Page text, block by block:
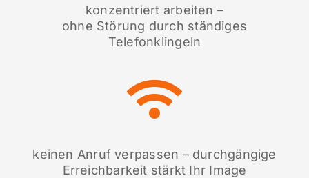
konzentriert arbeiten –
ohne Störung durch ständiges
Telefonklingeln
keinen Anruf verpassen – durchgängige
Erreichbarkeit stärkt Ihr Image